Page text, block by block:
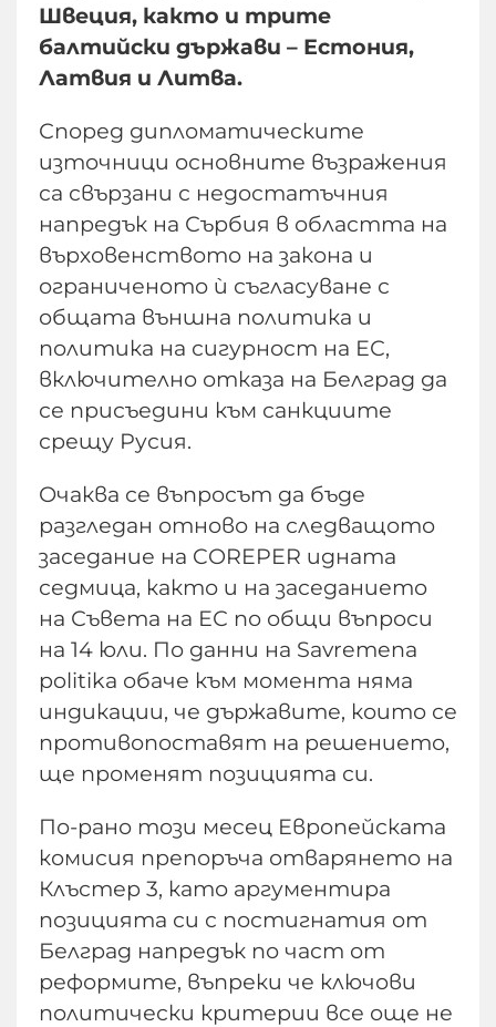
Швеция, както и трите
балтийски държави – Естония,
Латвия и Литва.
Според дипломатическите
източници основните възражения
са свързани с недостатъчния
напредък на Сърбия в областта на
върховенството на закона и
ограниченото ѝ съгласуване с
общата външна политика и
политика на сигурност на ЕС,
включително отказа на Белград да
се присъедини към санкциите
срещу Русия.
Очаква се въпросът да бъде
разгледан отново на следващото
заседание на COREPER идната
седмица, както и на заседанието
на Съвета на ЕС по общи въпроси
на 14 юли. По данни на Savremena
politika обаче към момента няма
индикации, че държавите, които се
противопоставят на решението,
ще променят позицията си.
По-рано този месец Европейската
комисия препоръча отварянето на
Клъстер 3, като аргументира
позицията си с постигнатия от
Белград напредък по част от
реформите, въпреки че ключови
политически критерии все още не